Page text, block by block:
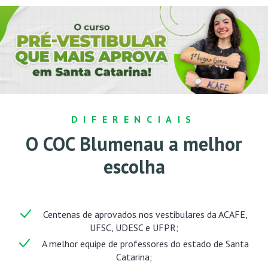
DIFERENCIAIS
O COC Blumenau a melhor
escolha
Centenas de aprovados nos vestibulares da ACAFE,
UFSC, UDESC e UFPR;
A melhor equipe de professores do estado de Santa
Catarina;